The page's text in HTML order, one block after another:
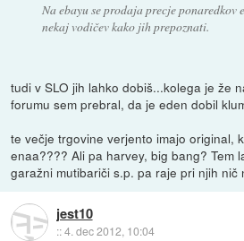
Na ebayu se prodaja precje ponaredkov
nekaj vodičev kako jih prepoznati.
tudi v SLO jih lahko dobiš...kolega je že
forumu sem prebral, da je eden dobil
te večje trgovine verjento imajo original,
enaa???? Ali pa harvey, big bang? Tem
garažni mutibariči s.p. pa raje pri njih nič
jest10
::4. dec 2012, 10:04